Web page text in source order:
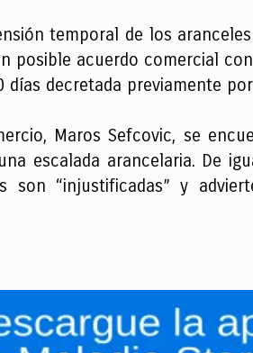
temporal de los
posible acuerdo comercial
decretada previamente
Maros Sefcovic, se
escalada arancelaria. De
son “injustificadas” y